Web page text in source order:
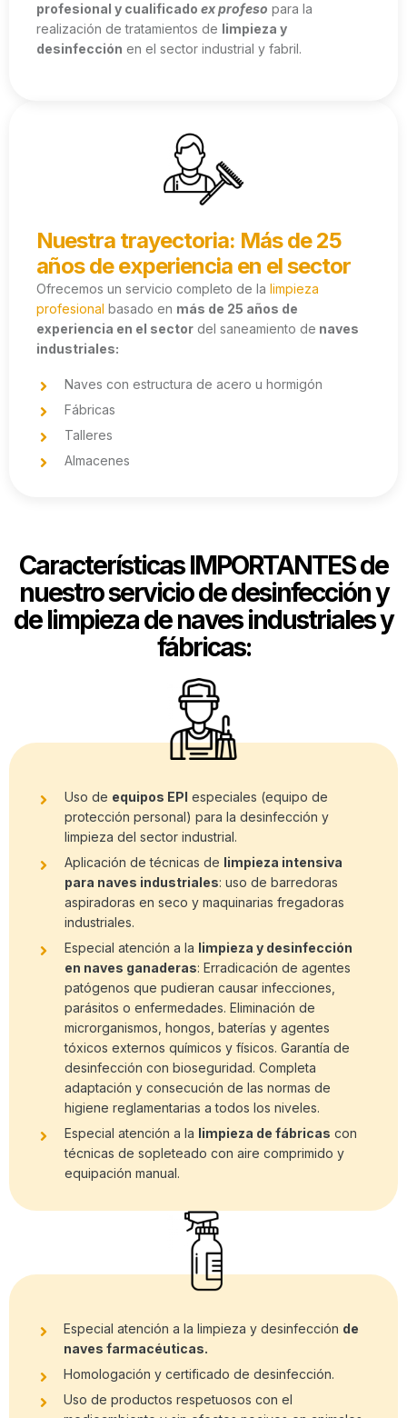
profesional y cualificado ex profeso para la
realización de tratamientos de limpieza y
desinfección en el sector industrial y fabril.
Nuestra trayectoria: Más de 25
años de experiencia en el sector
Ofrecemos un servicio completo de la limpieza
profesional basado en más de 25 años de
experiencia en el sector del saneamiento de naves
industriales:
Naves con estructura de acero u hormigón
Fábricas
Talleres
Almacenes
Características IMPORTANTES de
nuestro servicio de desinfección y
de limpieza de naves industriales y
fábricas:
Uso de equipos EPI especiales (equipo de
protección personal) para la desinfección y
limpieza del sector industrial.
Aplicación de técnicas de limpieza intensiva
para naves industriales: uso de barredoras
aspiradoras en seco y maquinarias fregadoras
industriales.
Especial atención a la limpieza y desinfección
en naves ganaderas: Erradicación de agentes
patógenos que pudieran causar infecciones,
parásitos o enfermedades. Eliminación de
microrganismos, hongos, baterías y agentes
tóxicos externos químicos y físicos. Garantía de
desinfección con bioseguridad. Completa
adaptación y consecución de las normas de
higiene reglamentarias a todos los niveles.
Especial atención a la limpieza de fábricas con
técnicas de sopleteado con aire comprimido y
equipación manual.
Especial atención a la limpieza y desinfección de
naves farmacéuticas.
Homologación y certificado de desinfección.
Uso de productos respetuosos con el